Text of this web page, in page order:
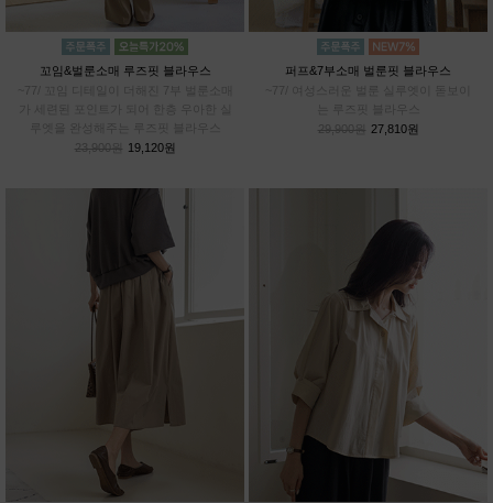
꼬임&벌룬소매 루즈핏 블라우스
~77/ 꼬임 디테일이 더해진 7부 벌룬소매
가 세련된 포인트가 되어 한층 우아한 실
루엣을 완성해주는 루즈핏 블라우스
23,900원
19,120원
퍼프&7부소매 벌룬핏 블라우스
~77/ 여성스러운 벌룬 실루엣이 돋보이
는 루즈핏 블라우스
29,900원 27,810원